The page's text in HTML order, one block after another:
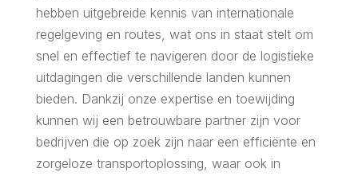
hebben uitgebreide kennis van internationale
regelgeving en routes, wat ons in staat stelt om
snel en effectief te navigeren door de logistieke
uitdagingen die verschillende landen kunnen
bieden. Dankzij onze expertise en toewijding
kunnen wij een betrouwbare partner zijn voor
bedrijven die op zoek zijn naar een efficiënte en
zorgeloze transportoplossing, waar ook in